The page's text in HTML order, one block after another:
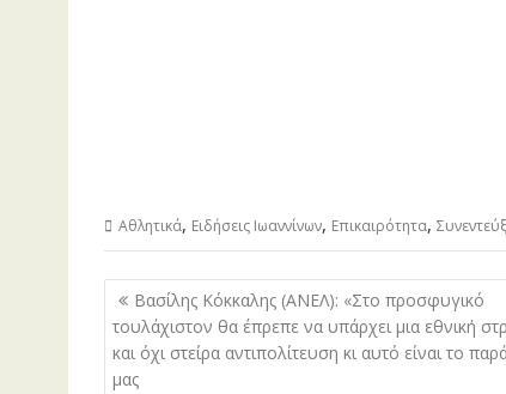
Αθλητικά, Ειδήσεις Ιωαννίνων, Επικαιρότητα,
Πλοήγηση
άρθρων
Βασίλης Κόκκαλης (ΑΝΕΛ): «Στο προσφυγικό
τουλάχιστον θα έπρεπε να υπάρχει μια εθνική
και όχι στείρα αντιπολίτευση κι αυτό είναι το
μας